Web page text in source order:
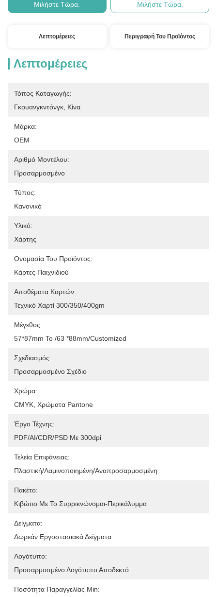
Μιλήστε Τώρα. Μιλήστε Τώρα.
Λεπτομέρειες Περιγραφή Του Προϊόντος
Λεπτομέρειες
Τόπος Καταγωγής:
Γκουανγκντόνγκ, Κίνα
Μάρκα:
OEM
Αριθμό Μοντέλου:
Προσαρμοσμένο
Τύπος:
Κανονικό
Υλικό:
Χάρτης
Ονομασία Του Προϊόντος:
Κάρτες Παιχνιδιού
Αποθέματα Καρτών:
Τεχνικό Χαρτί 300/350/400gm
Μέγεθος:
57*87mm Το /63 *88mm/Customized
Σχεδιασμός:
Προσαρμοσμένο Σχέδιο
Χρώμα:
CMYK, Χρώματα Pantone
Έργο Τέχνης:
PDF/AI/CDR/PSD Με 300dpi
Τελεία Επιφάνειας:
Πλαστική/Λαμινοποιημένη/Αναπροσαρμοσμένη
Πακέτο:
Κιβώτιο Με Το Συρρικνώνομαι-Περικάλυμμα
Δείγματα:
Δωρεάν Εργοστασιακά Δείγματα
Λογότυπο:
Προσαρμοσμένο Λογότυπο Αποδεκτό
Ποσότητα Παραγγελίας Min: